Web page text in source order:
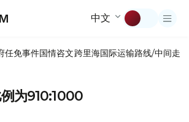
中文
任免事件国情咨文跨里海国际运输路线/中间走廊
为910:1000